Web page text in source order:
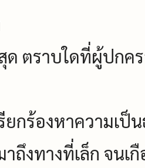
ตราบใดที่ผู้ปกคร
ยกร้องหาความเป็
าถึงทางที่เล็ก จน